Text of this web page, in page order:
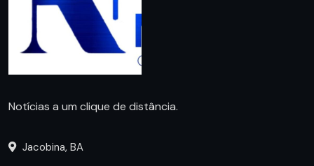
Notícias a um clique de distância.
Jacobina, BA